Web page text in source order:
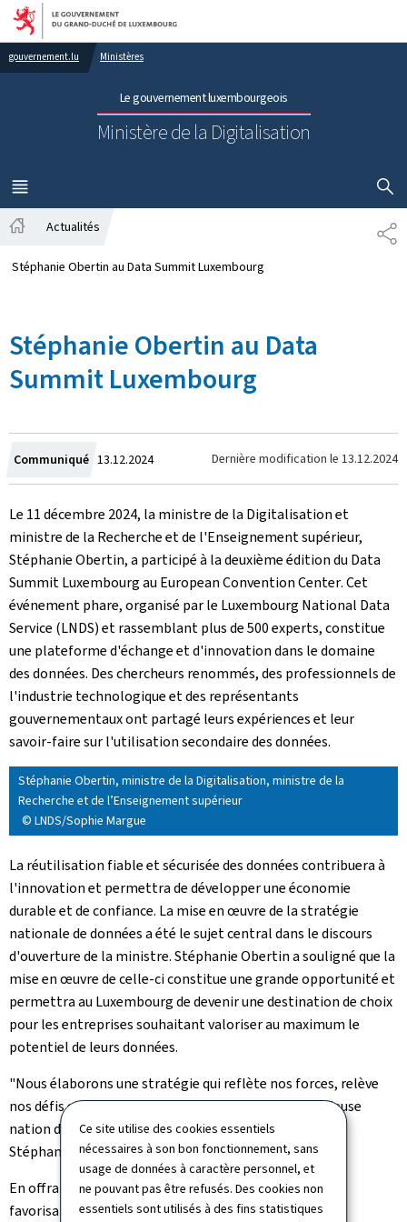
Ce site utilise des cookies essentiels
nécessaires à son bon fonctionnement, sans
usage de données à caractère personnel, et
ne pouvant pas être refusés. Des cookies non
essentiels sont utilisés à des fins statistiques
Aller au menu principal
Aller au contenu
gouvernement.lu Ministères
Le gouvernement luxembourgeois
Ministère de la Digitalisation
MENU
PRINCIPAL
Actualités
Stéphanie Obertin au Data Summit Luxembourg
Stéphanie Obertin au Data
Summit Luxembourg
Communiqué Crée
le
13.12.2024 Dernière modification le 13.12.2024
Le 11 décembre 2024, la ministre de la Digitalisation et
ministre de la Recherche et de l'Enseignement supérieur,
Stéphanie Obertin, a participé à la deuxième édition du Data
Summit Luxembourgau European Convention Center. Cet
événement phare, organisé par le Luxembourg National Data
Service (LNDS) et rassemblant plus de 500 experts, constitue
une plateforme d'échange et d'innovation dans le domaine
des données. Des chercheurs renommés, des professionnels de
l'industrie technologique et des représentants
gouvernementaux ont partagé leurs expériences et leur
savoir-faire sur l'utilisation secondaire des données.
Stéphanie Obertin, ministre de la Digitalisation, ministre de la
Recherche et de l’Enseignement supérieur
© LNDS/Sophie Margue
La réutilisation fiable et sécurisée des données contribuera à
l'innovation et permettra de développer une économie
durable et de confiance. La mise en œuvre de la stratégie
nationale de données a été le sujet central dans le discours
d'ouverture de la ministre. Stéphanie Obertin a souligné que la
mise en œuvre de celle-ci constitue une grande opportunité et
permettra au Luxembourg de devenir une destination de choix
pour les entreprises souhaitant valoriser au maximum le
potentiel de leurs données.
"Nous élaborons une stratégie qui reflète nos forces, relève
nos défis et assume notre rôle de petite mais ambitieuse
nation dans un monde axé sur les données", a souligné
Stéphanie Obertin.
En offrant des capacités de traitement avancées et en
favorisant un environnement réglementaire propice à